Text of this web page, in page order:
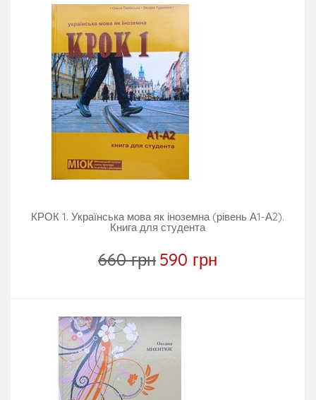
КРОК 1. Українська мова як іноземна (рівень А1-А2).
Книга для студента
660 грн 590 грн